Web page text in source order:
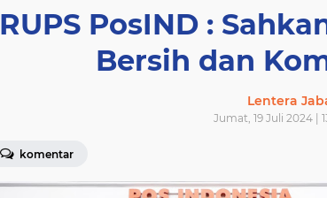
RUPS PosIND :
Bersih dan
Lentera
Jumat, 19 Juli 2024 |
komentar